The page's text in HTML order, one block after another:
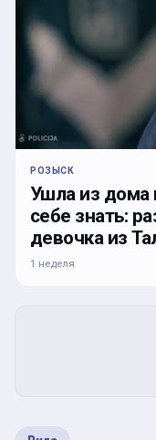
РОЗЫСК
Ушла из дома
себе знать:
девочка из
1 неделя